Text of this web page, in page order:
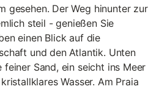
gesehen. Der Weg hinunter zur
steil - genießen Sie
einen Blick auf die
und den Atlantik. Unten
Sand, ein seicht ins Meer
Wasser. Am Praia